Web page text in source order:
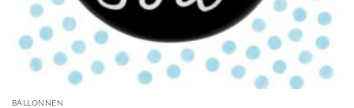
BALLONNEN